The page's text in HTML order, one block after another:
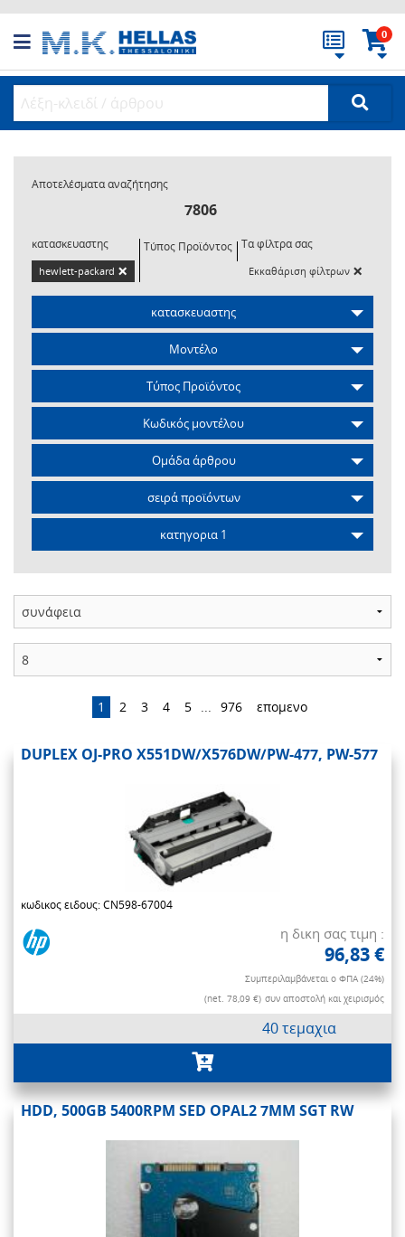
0
Αποτελέσματα αναζήτησης
7806
κατασκευαστης
hewlett-packard ×
Τύπος Προϊόντος Τα φίλτρα σας
Εκκαθάριση φίλτρων ×
κατασκευαστης
Μοντέλο
Τύπος Προϊόντος
Κωδικός μοντέλου
Ομάδα άρθρου
σειρά προϊόντων
κατηγορια 1
1 2 3 4 5 ... 976 επομενο
DUPLEX OJ-PRO X551DW/X576DW/PW-477, PW-577
κωδικος ειδους: CN598-67004
η δικη σας τιμη :
96,83 €
Συμπεριλαμβάνεται ο ΦΠΑ (24%)
(net. 78,09 €) συν αποστολή και χειρισμός
40 τεμαχια
HDD, 500GB 5400RPM SED OPAL2 7MM SGT RW